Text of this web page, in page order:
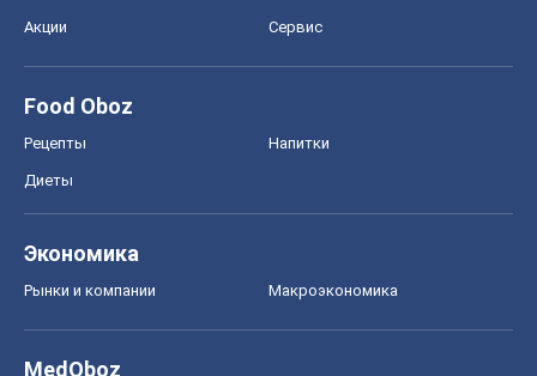
Акции Сервис
Food Oboz
Рецепты Напитки
Диеты
Экономика
Рынки и компании Mакроэкономика
MedOboz